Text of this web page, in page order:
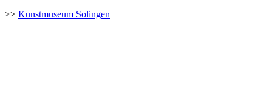
>> Kunstmuseum Solingen